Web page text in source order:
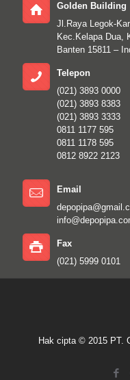
Golden Building
Jl.Raya Legok-
Kec.Kelapa Dua,
Banten 15811 –
Telepon
(021) 3893 0000
(021) 3893 8383
(021) 3893 3333
0811 1177 595
0811 1178 595
0812 8922 2123
Email
Fax
(021) 5999 0101
Hak cipta © 2015 PT.